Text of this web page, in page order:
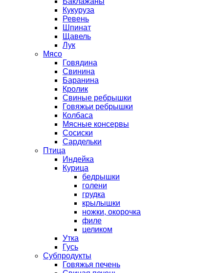
Кукуруза
Ревень
Шпинат
Щавель
Лук
Мясо
Говядина
Свинина
Баранина
Кролик
Свиные ребрышки
Говяжьи ребрышки
Колбаса
Мясные консервы
Сосиски
Сардельки
Птица
Индейка
Курица
бедрышки
голени
грудка
крылышки
ножки, окорочка
филе
целиком
Утка
Гусь
Субпродукты
Говяжья печень